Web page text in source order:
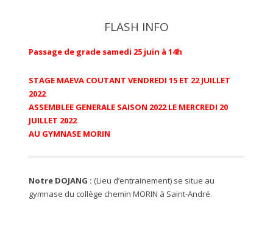
FLASH INFO
Passage de grade samedi 25 juin à 14h
STAGE MAEVA COUTANT VENDREDI 15 ET 22 JUILLET
2022
ASSEMBLEE GENERALE SAISON 2022 LE MERCREDI 20
JUILLET 2022
AU GYMNASE MORIN
Notre DOJANG : (Lieu d’entrainement) se situe au
gymnase du collège chemin MORIN à Saint-André.